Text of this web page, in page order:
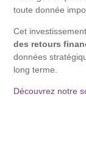
toute donnée
Cet
des retours
données
long terme.
Découvrez notre